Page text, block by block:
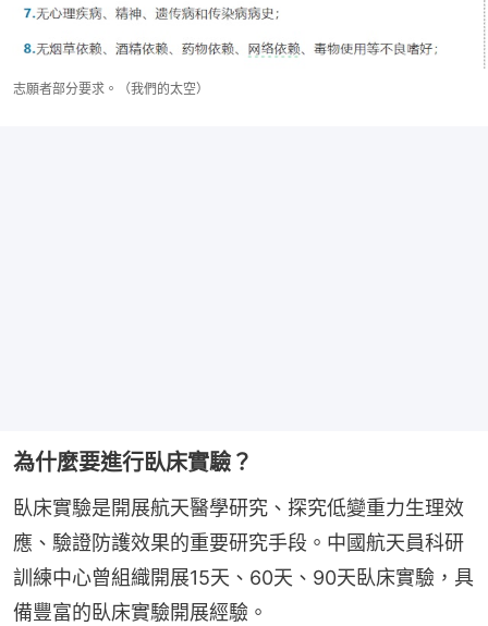
志願者部分要求。（我們的太空）
為什麼要進行臥床實驗？
臥床實驗是開展航天醫學研究、探究低變重力生理效
應、驗證防護效果的重要研究手段。中國航天員科研
訓練中心曾組織開展15天、60天、90天臥床實驗，具
備豐富的臥床實驗開展經驗。